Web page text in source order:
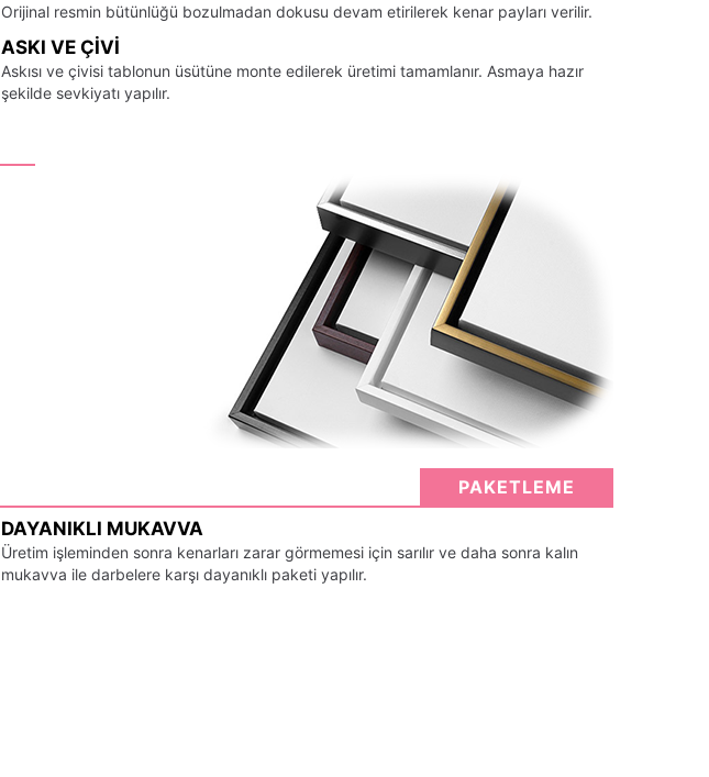
Orijinal resmin bütünlüğü bozulmadan dokusu devam etirilerek kenar payları verilir.
ASKI VE ÇIVI
Askısı ve çivisi tablonun üsütüne monte edilerek üretimi tamamlanır. Asmaya hazır
şekilde sevkiyatı yapılır.
PAKETLEME
DAYANIKLI MUKAVVA
Üretim işleminden sonra kenarları zarar görmemesi için sarılır ve daha sonra kalın
mukavva ile darbelere karşı dayanıklı paketi yapılır.